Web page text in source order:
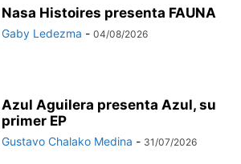
Nasa Histoires presenta FAUNA
Gaby Ledezma - 04/08/2026
Azul Aguilera presenta Azul, su
primer EP
Gustavo Chalako Medina - 31/07/2026